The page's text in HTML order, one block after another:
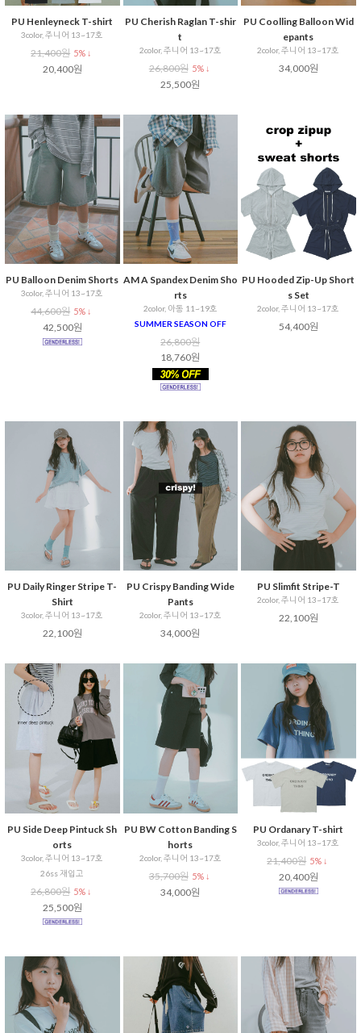
PU Henleyneck T-shirt
3color, 주니어 13~17호
21,400원 5% ↓
20,400원
PU Cherish Raglan T-shir
t
2color, 주니어 13~17호
26,800원 5% ↓
25,500원
PU Coolling Balloon Wid
epants
2color, 주니어 13~17호
34,000원
PU Balloon Denim Shorts
3color, 주니어 13~17호
44,600원 5% ↓
42,500원
AM A Spandex Denim Sho
rts
2color, 아동 11~19호
SUMMER SEASON OFF
26,800원
18,760원
PU Hooded Zip-Up Short
s Set
2color, 주니어 13~17호
54,400원
PU Daily Ringer Stripe T-
Shirt
3color, 주니어 13~17호
22,100원
PU Crispy Banding Wide
Pants
2color, 주니어 13~17호
34,000원
PU Slimfit Stripe-T
2color, 주니어 13~17호
22,100원
PU Side Deep Pintuck Sh
orts
3color, 주니어 13~17호
26ss 재입고
26,800원 5% ↓
25,500원
PU BW Cotton Banding S
horts
2color, 주니어 13~17호
35,700원 5% ↓
34,000원
PU Ordanary T-shirt
3color, 주니어 13~17호
21,400원 5% ↓
20,400원